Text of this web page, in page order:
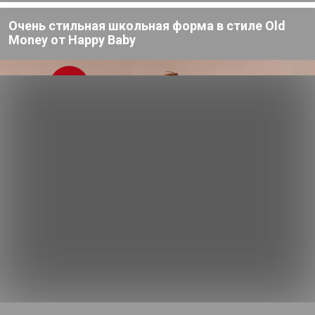
Очень стильная школьная форма в стиле Old
Money от Нappy Вaby